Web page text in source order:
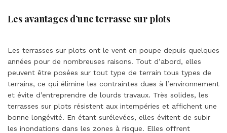
Les avantages d’une terrasse sur plots
Les terrasses sur plots ont le vent en poupe depuis quelques
années pour de nombreuses raisons. Tout d’abord, elles
peuvent être posées sur tout type de terrain tous types de
terrains, ce qui élimine les contraintes dues à l’environnement
et évite d’entreprendre de lourds travaux. Très solides, les
terrasses sur plots résistent aux intempéries et affichent une
bonne longévité. En étant surélevées, elles évitent de subir
les inondations dans les zones à risque. Elles offrent